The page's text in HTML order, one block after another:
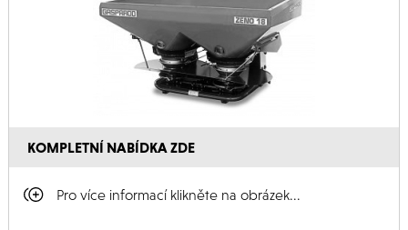
KOMPLETNÍ NABÍDKA ZDE
Pro více informací klikněte na obrázek...